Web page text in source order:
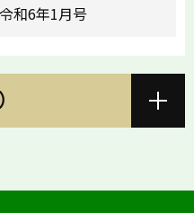
和6年1月号